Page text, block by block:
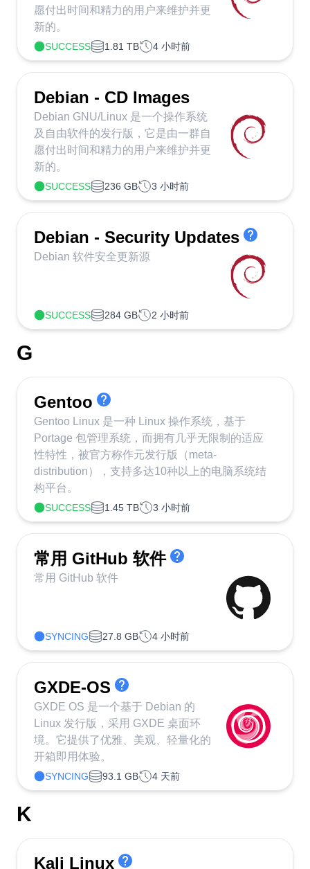
愿付出时间和精力的用户来维护并更
新的。
SUCCESS 1.81 TB 4 小时前
Debian - CD Images
Debian GNU/Linux 是一个操作系统
及自由软件的发行版，它是由一群自
愿付出时间和精力的用户来维护并更
新的。
SUCCESS 236 GB 3 小时前
Debian - Security Updates
Debian 软件安全更新源
SUCCESS 284 GB 2 小时前
G
Gentoo
Gentoo Linux 是一种 Linux 操作系统，基于
Portage 包管理系统，而拥有几乎无限制的适应
性特性，被官方称作元发行版（meta-
distribution），支持多达10种以上的电脑系统结
构平台。
SUCCESS 1.45 TB 3 小时前
常用 GitHub 软件
常用 GitHub 软件
SYNCING 27.8 GB 4 小时前
GXDE-OS
GXDE OS 是一个基于 Debian 的
Linux 发行版，采用 GXDE 桌面环
境。它提供了优雅、美观、轻量化的
开箱即用体验。
SYNCING 93.1 GB 4 天前
K
Kali Linux